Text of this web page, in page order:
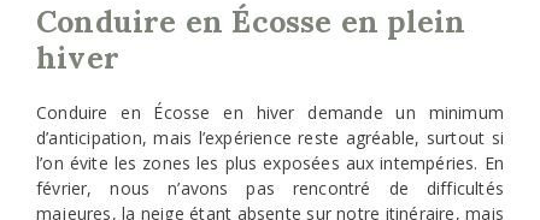
Conduire en Écosse en plein
hiver
Conduire en Écosse en hiver demande un minimum
d’anticipation, mais l’expérience reste agréable, surtout si
l’on évite les zones les plus exposées aux intempéries. En
février, nous n’avons pas rencontré de difficultés
majeures, la neige étant absente sur notre itinéraire, mais